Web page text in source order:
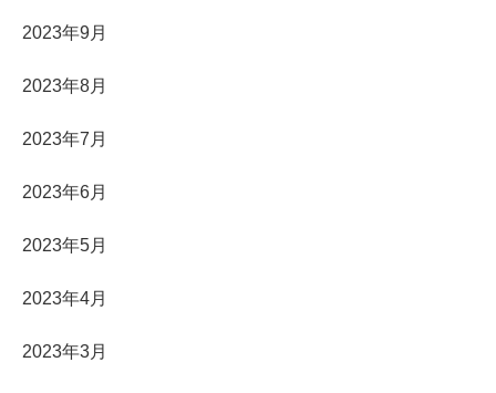
2023年9月
2023年8月
2023年7月
2023年6月
2023年5月
2023年4月
2023年3月